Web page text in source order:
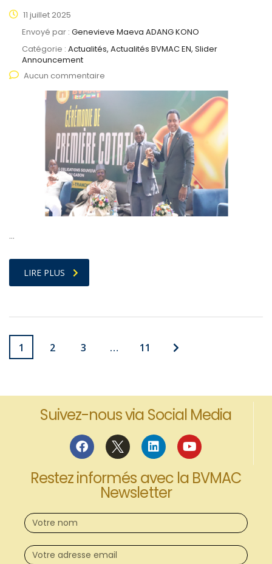
11 juillet 2025
Envoyé par : Genevieve Maeva ADANG KONO
Catégorie : Actualités, Actualités BVMAC EN, Slider
Announcement
Aucun commentaire
…
LIRE PLUS
1 2 3 … 11
Suivez-nous via Social Media
Restez informés avec la BVMAC
Newsletter